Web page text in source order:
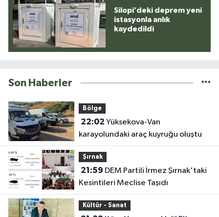
Silopi’deki deprem yeni
istasyonla anlık
kaydedildi
Son Haberler
Bölge
22:02
karayolundaki araç kuyruğu oluştu
Şırnak
21:59
Kesintileri Meclise Taşıdı
Kültür - Sanat